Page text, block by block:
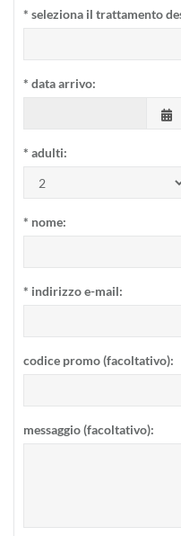
* seleziona il trattamento
* data arrivo:
* adulti:
* nome:
* indirizzo e-mail:
codice promo (facoltativo):
messaggio (facoltativo):